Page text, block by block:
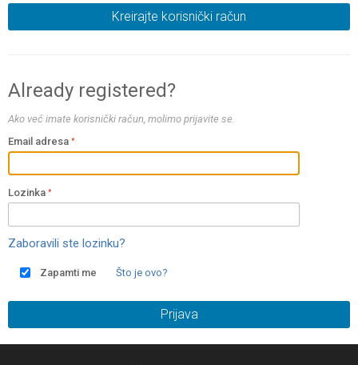
Kreirajte korisnički račun
Already registered?
Ako već imate korisnički račun, molimo prijavite se.
Email adresa
Lozinka
Zaboravili ste lozinku?
Zapamti me Što je ovo?
Prijava